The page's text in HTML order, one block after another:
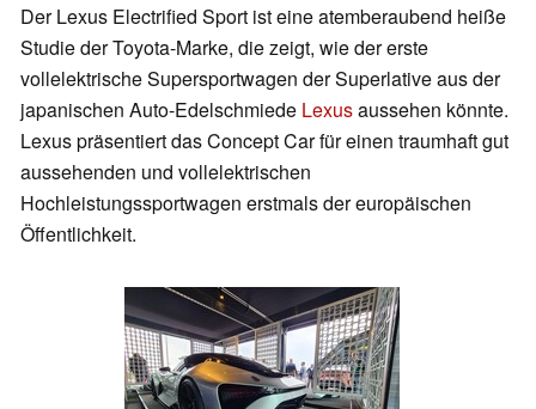
Der Lexus Electrified Sport ist eine atemberaubend heiße
Studie der Toyota-Marke, die zeigt, wie der erste
vollelektrische Supersportwagen der Superlative aus der
japanischen Auto-Edelschmiede Lexusaussehen könnte.
Lexus präsentiert das Concept Car für einen traumhaft gut
aussehenden und vollelektrischen
Hochleistungssportwagen erstmals der europäischen
Öffentlichkeit.